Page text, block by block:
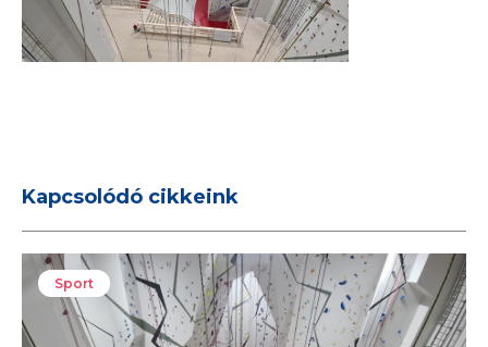
Kapcsolódó cikkeink
Sport